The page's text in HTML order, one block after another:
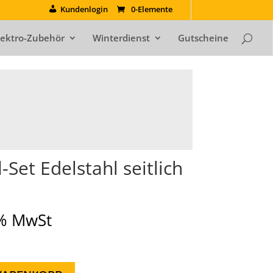
Kundenlogin 0-Elemente
Zubehör Winterdienst Gutscheine
Set Edelstahl seitlich
MwSt